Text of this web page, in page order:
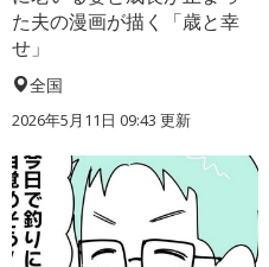
た夫の漫画が描く「歳と幸
せ」
全国
2026年5月11日 09:43 更新